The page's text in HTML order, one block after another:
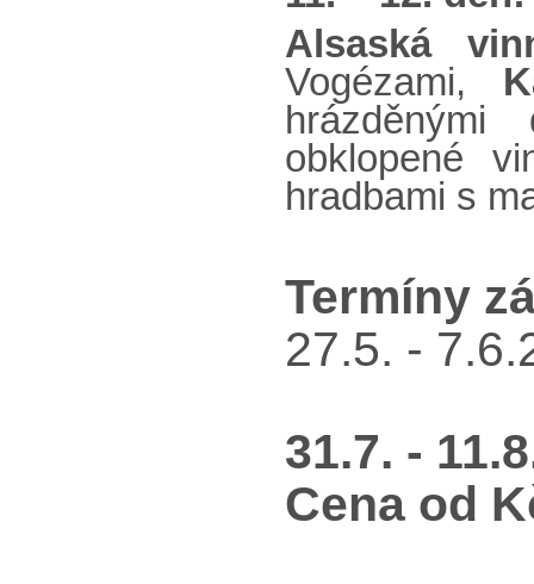
Alsaská
Vogézami,
obklopené
hradbami s
Termíny
27.5. -
31.7. -
Cena od